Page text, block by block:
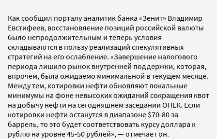
Как сообщил порталу аналитик банка «Зенит» Владимир
Евстифеев, восстановление позиций российской валюты
было непродолжительным и теперь условия
складываются в пользу реализаций спекулятивных
стратегий на его ослабление. «Завершение налогового
периода лишило рынок внутренней поддержки, которая,
впрочем, была ожидаемо минимальной в текущем месяце.
Между тем, котировки нефти обновляют локальные
минимумы на фоне невысоких ожиданий сокращения квот
на добычу нефти на сегодняшнем заседании ОПЕК. Если
котировки нефти останутся в диапазоне $70-80 за
баррель, то это будет соответствовать курсу доллара к
рублю на уровне 45-50 рублей», — отмечает он.